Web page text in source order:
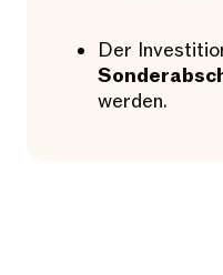
Der
werden.